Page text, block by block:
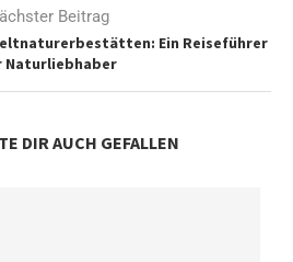
Beitrag
Ein Reiseführer
Naturliebhaber
DIR AUCH GEFALLEN